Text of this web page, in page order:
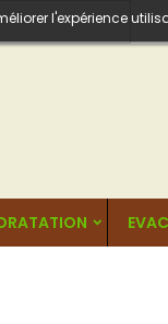
l'expérience